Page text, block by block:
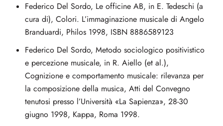
Federico Del Sordo, Le officine AB, in E. Tedeschi (a
cura di), Colori. L’immaginazione musicale di Angelo
Branduardi, Philos 1998, ISBN 8886589123
Federico Del Sordo, Metodo sociologico positivistico
e percezione musicale, in R. Aiello (et al.),
Cognizione e comportamento musicale: rilevanza per
la composizione della musica, Atti del Convegno
tenutosi presso l’Università «La Sapienza», 28-30
giugno 1998, Kappa, Roma 1998.